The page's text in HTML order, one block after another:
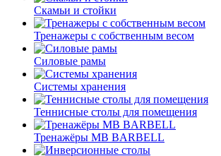
Скамьи и стойки
Тренажеры с собственным весом
Силовые рамы
Системы хранения
Теннисные столы для помещения
Тренажёры MB BARBELL